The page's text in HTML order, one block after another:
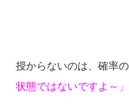
授からないのは、確率
状態ではないですよ～」